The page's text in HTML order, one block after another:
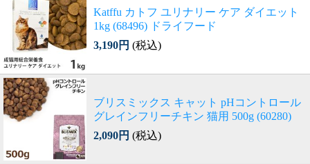
Katffu カトフ ユリナリー ケア ダイエット
1kg (68496) ドライフード
3,190円 (税込)
ブリスミックス キャット pHコントロール
グレインフリーチキン 猫用 500g (60280)
2,090円 (税込)